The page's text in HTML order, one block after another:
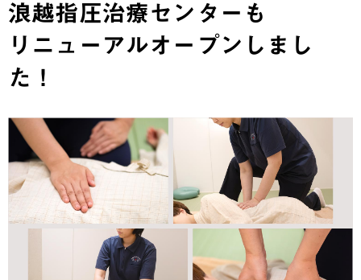
浪越指圧治療センターも
リニューアルオープンしまし
た！